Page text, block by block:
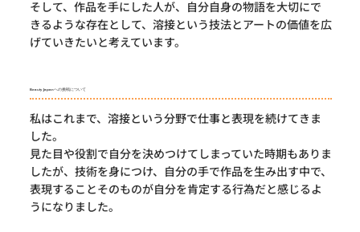
そして、作品を手にした人が、自分自身の物語を大切にで
きるような存在として、溶接という技法とアートの価値を広
げていきたいと考えています。
Beauty Japanへの挑戦について
私はこれまで、溶接という分野で仕事と表現を続けてきま
した。
見た目や役割で自分を決めつけてしまっていた時期もありま
したが、技術を身につけ、自分の手で作品を生み出す中で、
表現することそのものが自分を肯定する行為だと感じるよ
うになりました。